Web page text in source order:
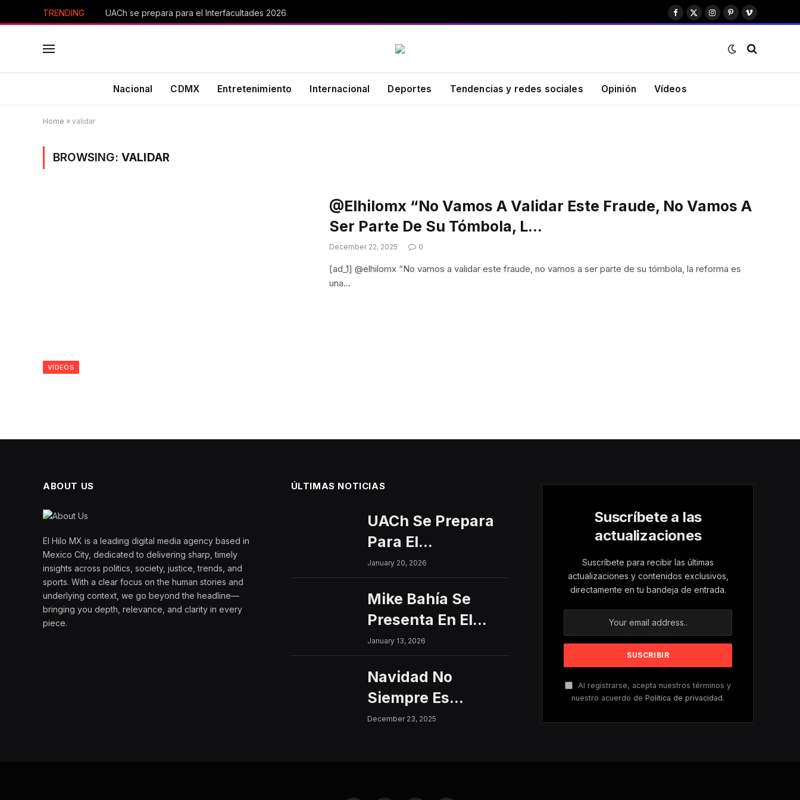
TRENDING UACh se prepara para el Interfacultades 2026
Facebook
X
Instagram
PinterestVimeo
Nacional CDMX Entretenimiento Internacional Deportes Tendencias y redes sociales Opinión Vídeos
Home » validar
BROWSING: VALIDAR
VÍDEOS
@elhilomx “No Vamos A Validar Este Fraude, No Vamos A
Ser Parte De Su Tómbola, L…
December 22, 2025 0
[ad_1] @elhilomx “No vamos a validar este fraude, no vamos a ser parte de su tómbola, la reforma es
una…
ABOUT US
El Hilo MX is a leading digital media agency based in
Mexico City, dedicated to delivering sharp, timely
insights across politics, society, justice, trends, and
sports. With a clear focus on the human stories and
underlying context, we go beyond the headline—
bringing you depth, relevance, and clarity in every
piece.
ÚLTIMAS NOTICIAS
UACh Se Prepara
Para El
Interfacultades
2026
January 20, 2026
Mike Bahía Se
Presenta En El
Centro Histórico
Con Un Concierto
Gratuito
January 13, 2026
Navidad No
Siempre Es
Sinónimo De Paz:
December 23, 2025
Suscríbete a las
actualizaciones
Suscríbete para recibir las últimas
actualizaciones y contenidos exclusivos,
directamente en tu bandeja de entrada.
Al registrarse, acepta nuestros términos y
nuestro acuerdo dePolítica de privacidad.